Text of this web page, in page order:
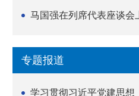
专题报道
学习贯彻习近平党建思想